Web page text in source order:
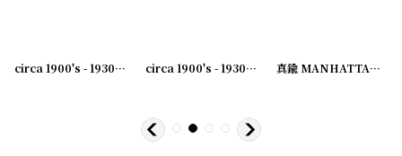
09] [231007-22]
circa 1900's - 1930's Advertising Clip WM.J.BLAICH...アドバタイジング クリップ circa 1900's - 1930's Advertising Clip BELNAP... 真鍮 MANHATTAN アンティーククリップ